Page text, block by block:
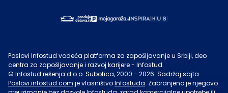
Poslovi Infostud vodeća platforma za zapošljavanje u Srbiji, deo
centra za zapošljavanje i razvoj karijere - Infostud.
© Infostud rešenja d.o.o. Subotica, 2000 - 2026. Sadržaj sajta
Poslovi.infostud.com je vlasništvoInfostuda. Zabranjeno je njegovo